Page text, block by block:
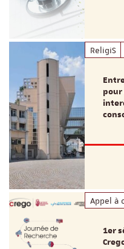
ReligiS
pour
Appel à
1er